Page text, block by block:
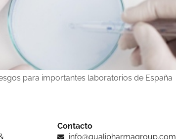
para importantes laboratorios de España
Contacto
info@qualipharmagroup.com